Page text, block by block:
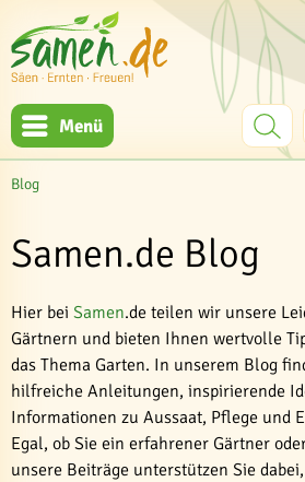
Menü
Blog
Samen.de Blog
Hier bei Samen.de teilen wir unsere
Gärtnern und bieten Ihnen wertvolle
das Thema Garten. In unserem Blog
hilfreiche Anleitungen, inspirierende
Informationen zu Aussaat, Pflege und
Egal, ob Sie ein erfahrener Gärtner
unsere Beiträge unterstützen Sie